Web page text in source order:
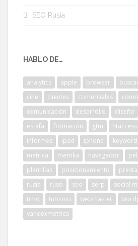
SEO Rusia
HABLO DE…
analytics apple browser
cine
clientes comerciales
comunicación
desarrollo diseño
estafa
formación gtm htaccess
informes
ipad iphone
metrica
metrika navegador
plantillas
posicionamiento
rusia
ruso seo serp social
timo
turismo webmaster
yandexmetrica